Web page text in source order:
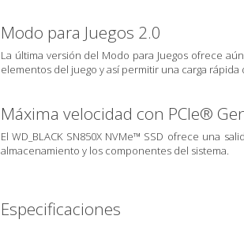
Modo para Juegos 2.0
La última versión del Modo para Juegos ofrece
elementos del juego y así permitir una carga rápida
Máxima velocidad con PCIe®
El WD_BLACK SN850X NVMe™ SSD ofrece una
almacenamiento y los componentes del sistema.
Especificaciones